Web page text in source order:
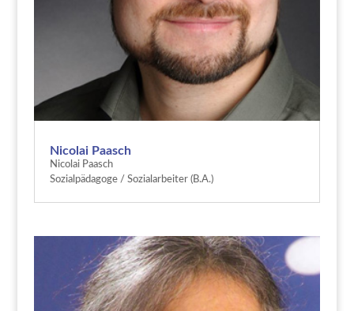
Nicolai Paasch
Nicolai Paasch
Sozialpädagoge / Sozialarbeiter (B.A.)